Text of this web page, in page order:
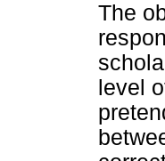
The
level